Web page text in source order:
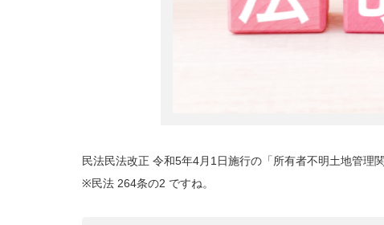
民法民法改正 令和5年4月1日施行の「所有者不明土地管理
※民法 264条の2 ですね。